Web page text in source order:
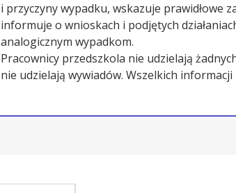
i przyczyny wypadku, wskazuje prawidłowe
informuje o wnioskach i podjętych
analogicznym wypadkom.
Pracownicy przedszkola nie udzielają
nie udzielają wywiadów. Wszelkich